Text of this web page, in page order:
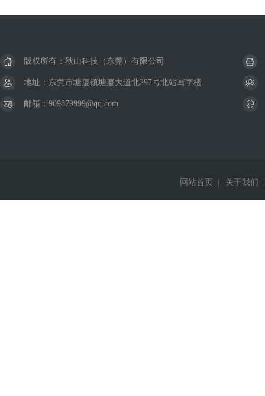
版权所有：秋山科技（东莞）有限公司
地址：东莞市塘厦镇塘厦大道北297号北站写字楼
邮箱：909879999@qq.com
网站首页 关于我们